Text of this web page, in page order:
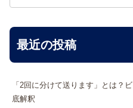
最近の投稿
「2回に分けて送ります」とは？
底解釈